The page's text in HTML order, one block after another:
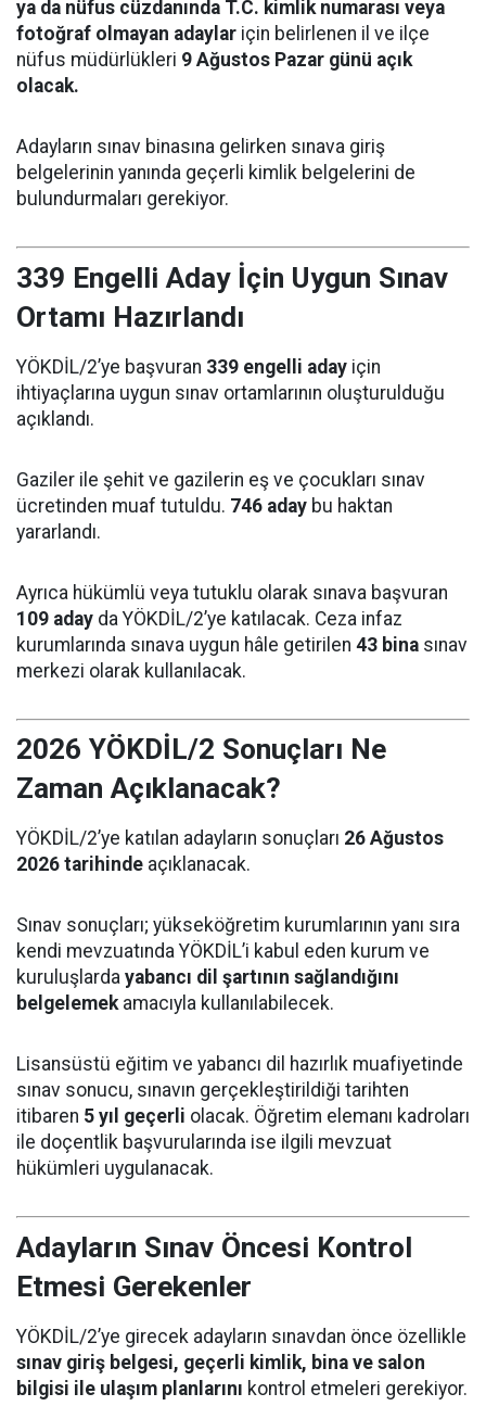
ya da nüfus cüzdanında T.C. kimlik numarası veya
fotoğraf olmayan adaylar için belirlenen il ve ilçe
nüfus müdürlükleri 9 Ağustos Pazar günü açık
olacak.
Adayların sınav binasına gelirken sınava giriş
belgelerinin yanında geçerli kimlik belgelerini de
bulundurmaları gerekiyor.
339 Engelli Aday İçin Uygun Sınav
Ortamı Hazırlandı
YÖKDİL/2’ye başvuran 339 engelli aday için
ihtiyaçlarına uygun sınav ortamlarının oluşturulduğu
açıklandı.
Gaziler ile şehit ve gazilerin eş ve çocukları sınav
ücretinden muaf tutuldu. 746 aday bu haktan
yararlandı.
Ayrıca hükümlü veya tutuklu olarak sınava başvuran
109 aday da YÖKDİL/2’ye katılacak. Ceza infaz
kurumlarında sınava uygun hâle getirilen 43 bina sınav
merkezi olarak kullanılacak.
2026 YÖKDİL/2 Sonuçları Ne
Zaman Açıklanacak?
YÖKDİL/2’ye katılan adayların sonuçları 26 Ağustos
2026 tarihinde açıklanacak.
Sınav sonuçları; yükseköğretim kurumlarının yanı sıra
kendi mevzuatında YÖKDİL’i kabul eden kurum ve
kuruluşlarda yabancı dil şartının sağlandığını
belgelemekamacıyla kullanılabilecek.
Lisansüstü eğitim ve yabancı dil hazırlık muafiyetinde
sınav sonucu, sınavın gerçekleştirildiği tarihten
itibaren 5 yıl geçerli olacak. Öğretim elemanı kadroları
ile doçentlik başvurularında ise ilgili mevzuat
hükümleri uygulanacak.
Adayların Sınav Öncesi Kontrol
Etmesi Gerekenler
YÖKDİL/2’ye girecek adayların sınavdan önce özellikle
sınav giriş belgesi, geçerli kimlik, bina ve salon
bilgisi ile ulaşım planlarını kontrol etmeleri gerekiyor.